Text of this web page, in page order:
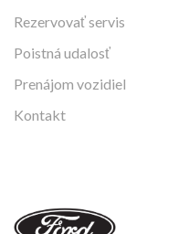
Rezervovať servis
Poistná udalosť
Prenájom vozidiel
Kontakt